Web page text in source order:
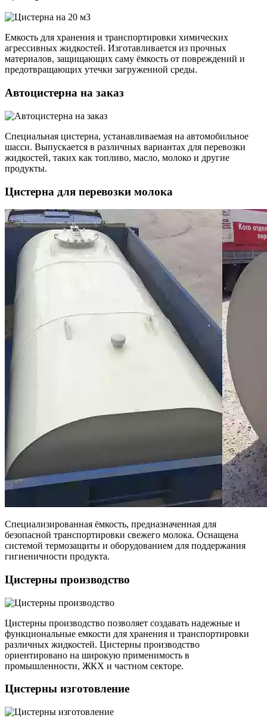
Емкость для хранения и транспортировки химических
агрессивных жидкостей. Изготавливается из прочных
материалов, защищающих саму ёмкость от повреждений и
предотвращающих утечки загруженной среды.
Автоцистерна на заказ
Специальная цистерна, устанавливаемая на автомобильное
шасси. Выпускается в различных вариантах для перевозки
жидкостей, таких как топливо, масло, молоко и другие
продукты.
Цистерна для перевозки молока
Специализированная ёмкость, предназначенная для
безопасной транспортировки свежего молока. Оснащена
системой термозащиты и оборудованием для поддержания
гигиеничности продукта.
Цистерны производство
Цистерны производство позволяет создавать надежные и
функциональные емкости для хранения и транспортировки
различных жидкостей. Цистерны производство
ориентировано на широкую применимость в
промышленности, ЖКХ и частном секторе.
Цистерны изготовление